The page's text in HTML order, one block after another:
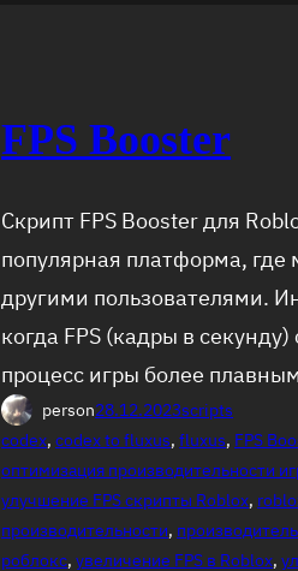
FPS Booster
Скрипт FPS Booster для
популярная платформа, где
другими пользователями.
когда FPS (кадры в
процесс игры более
person28.12.2023scripts
codex, codex to fluxus, fluxus, FPS
оптимизация производительности
улучшение FPS скрипты Roblox,
производительности,
роблокс, увеличение FPS в Roblox,